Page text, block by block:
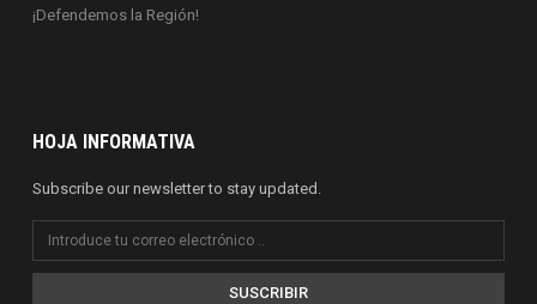
¡Defendemos la Región!
HOJA INFORMATIVA
Subscribe our newsletter to stay updated.
SUSCRIBIR